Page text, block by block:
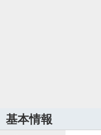
基本情報